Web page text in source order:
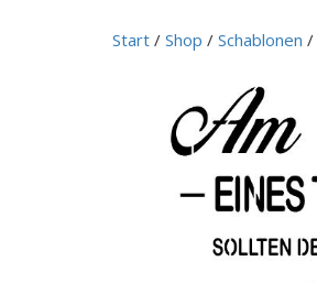
Start / Shop / Schablonen /